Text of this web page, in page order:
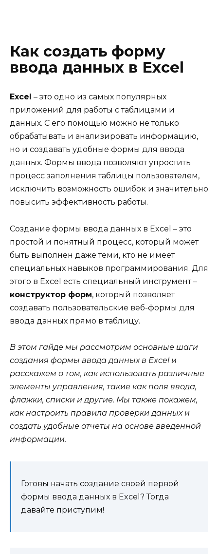
Как создать форму
ввода данных в Excel
Excel – это одно из самых популярных
приложений для работы с таблицами и
данных. С его помощью можно не только
обрабатывать и анализировать информацию,
но и создавать удобные формы для ввода
данных. Формы ввода позволяют упростить
процесс заполнения таблицы пользователем,
исключить возможность ошибок и значительно
повысить эффективность работы.
Создание формы ввода данных в Excel – это
простой и понятный процесс, который может
быть выполнен даже теми, кто не имеет
специальных навыков программирования. Для
этого в Excel есть специальный инструмент –
конструктор форм, который позволяет
создавать пользовательские веб-формы для
ввода данных прямо в таблицу.
В этом гайде мы рассмотрим основные шаги
создания формы ввода данных в Excel и
расскажем о том, как использовать различные
элементы управления, такие как поля ввода,
флажки, списки и другие. Мы также покажем,
как настроить правила проверки данных и
создать удобные отчеты на основе введенной
информации.
Готовы начать создание своей первой
формы ввода данных в Excel? Тогда
давайте приступим!